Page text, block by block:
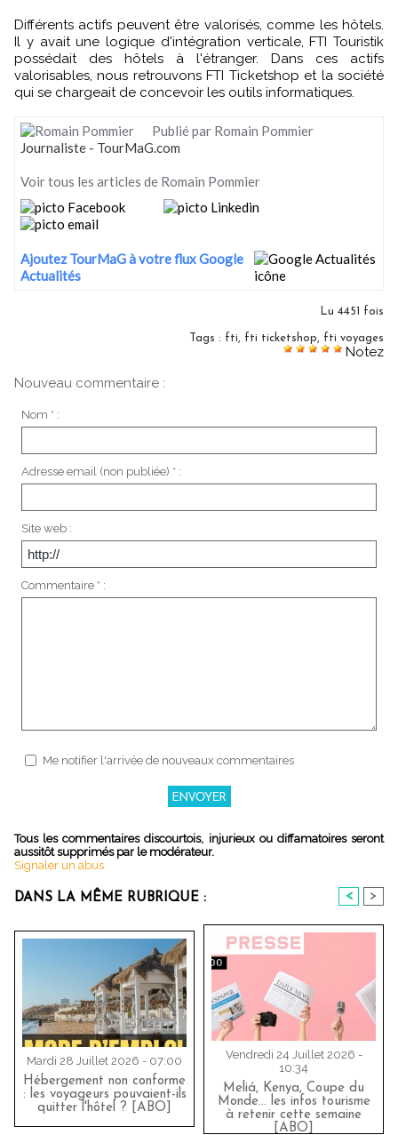
Différents actifs peuvent être valorisés, comme les hôtels.
Il y avait une logique d'intégration verticale, FTI Touristik
possédait des hôtels à l'étranger. Dans ces actifs
valorisables, nous retrouvons FTI Ticketshop et la société
qui se chargeait de concevoir les outils informatiques.
Publié par Romain Pommier
Journaliste - TourMaG.com
Voir tous les articles de Romain Pommier
Ajoutez TourMaG à votre flux Google
Actualités
Lu 4451 fois
Tags : fti, fti ticketshop, fti voyages
Notez
Nouveau commentaire :
Nom * :
Adresse email (non publiée) * :
Site web :
Commentaire * :
Me notifier l'arrivée de nouveaux commentaires
Tous les commentaires discourtois, injurieux ou diffamatoires seront
aussitôt supprimés par le modérateur.
Signaler un abus
DANS LA MÊME RUBRIQUE : < >
Mardi 28 Juillet 2026 - 07:00
Hébergement non conforme
: les voyageurs pouvaient-ils
quitter l'hôtel ? [ABO]
Vendredi 24 Juillet 2026 -
10:34
Meliá, Kenya, Coupe du
Monde… les infos tourisme
à retenir cette semaine
[ABO]